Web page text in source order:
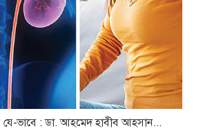
যে-ভাবে : ডা. আহমেদ হাবীব আহসান...